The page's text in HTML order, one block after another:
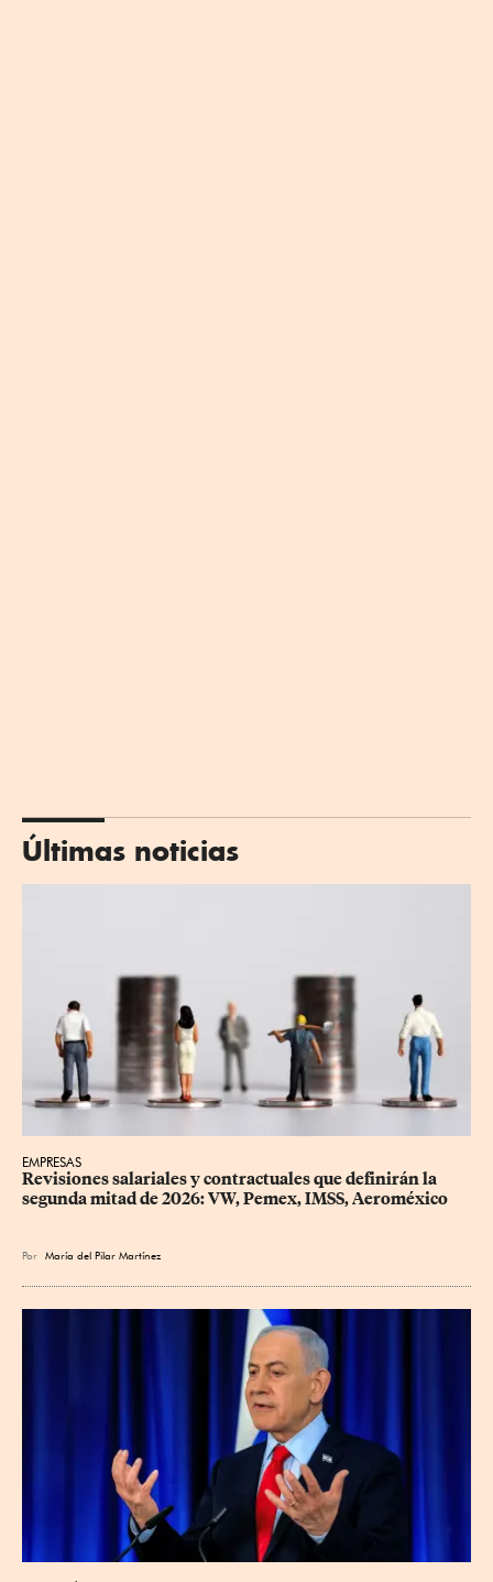
Últimas noticias
EMPRESAS
Revisiones salariales y contractuales que definirán la
segunda mitad de 2026: VW, Pemex, IMSS, Aeroméxico
Por María del Pilar Martínez